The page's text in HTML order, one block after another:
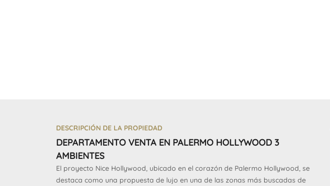
DESCRIPCIÓN DE LA PROPIEDAD
DEPARTAMENTO VENTA EN PALERMO HOLLYWOOD 3
AMBIENTES
El proyecto Nice Hollywood, ubicado en el corazón de Palermo Hollywood, se
destaca como una propuesta de lujo en una de las zonas más buscadas de